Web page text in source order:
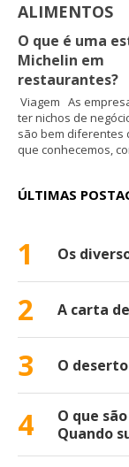
ALIMENTOS
O que é uma
Michelin em
restaurantes?
Viagem As
ter nichos de
são bem diferentes
que conhecemos,
ÚLTIMAS
1 Os
2 A carta
3 O
4
O que
Quando